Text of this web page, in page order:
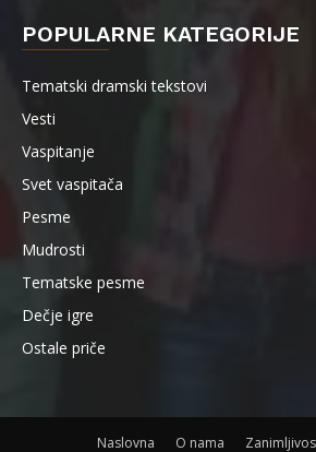
POPULARNE KATEGORIJE
Tematski dramski tekstovi
Vesti
Vaspitanje
Svet vaspitača
Pesme
Mudrosti
Tematske pesme
Dečje igre
Ostale priče
Naslovna O nama